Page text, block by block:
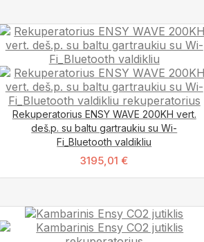
Rekuperatorius ENSY WAVE 200KH vert.
deš.p. su baltu gartraukiu su Wi-
Fi_Bluetooth valdikliu
3195,01 €